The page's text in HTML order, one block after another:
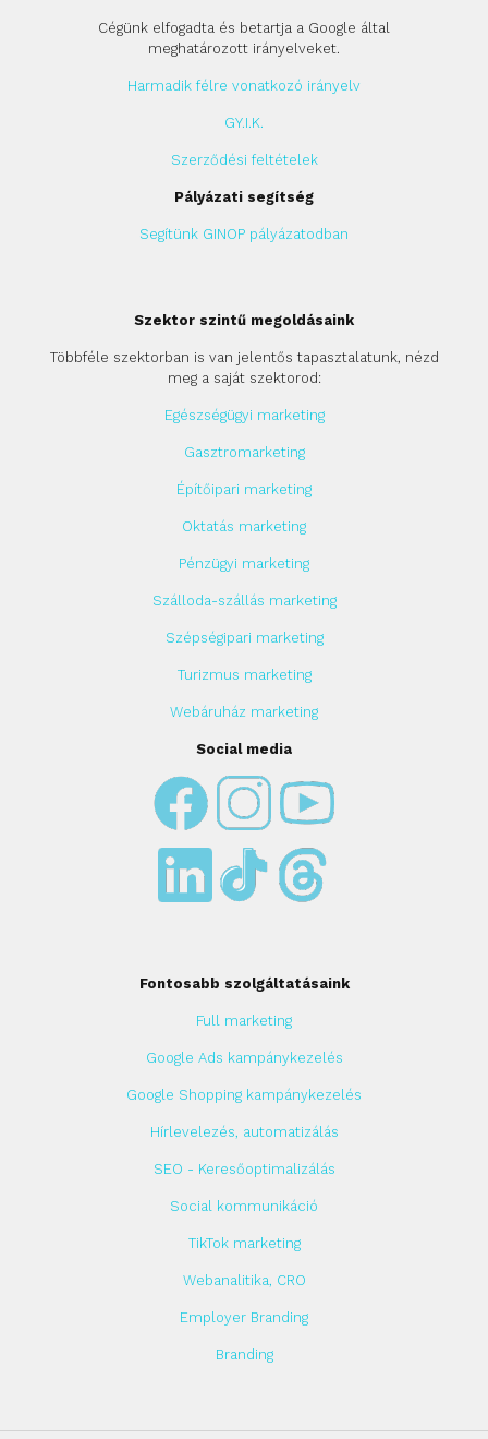
Cégünk elfogadta és betartja a Google által
meghatározott irányelveket.
Harmadik félre vonatkozó irányelv
GY.I.K.
Szerződési feltételek
Pályázati segítség
Segítünk GINOP pályázatodban
Szektor szintű megoldásaink
Többféle szektorban is van jelentős tapasztalatunk, nézd
meg a saját szektorod:
Egészségügyi marketing
Gasztromarketing
Építőipari marketing
Oktatás marketing
Pénzügyi marketing
Szálloda-szállás marketing
Szépségipari marketing
Turizmus marketing
Webáruház marketing
Social media
Fontosabb szolgáltatásaink
Full marketing
Google Ads kampánykezelés
Google Shopping kampánykezelés
Hírlevelezés, automatizálás
SEO - Keresőoptimalizálás
Social kommunikáció
TikTok marketing
Webanalitika, CRO
Employer Branding
Branding